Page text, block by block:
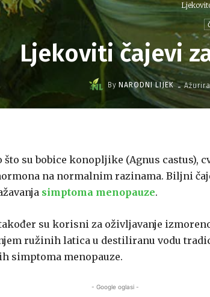
Ljekoviti čajevi
By NARODNI LIJEK -
su bobice konopljike (Agnus castus),
na normalnim razinama. Biljni
simptoma menopauze.
su korisni za oživljavanje
ružinih latica u destiliranu vodu
simptoma menopauze.
- Google oglasi -